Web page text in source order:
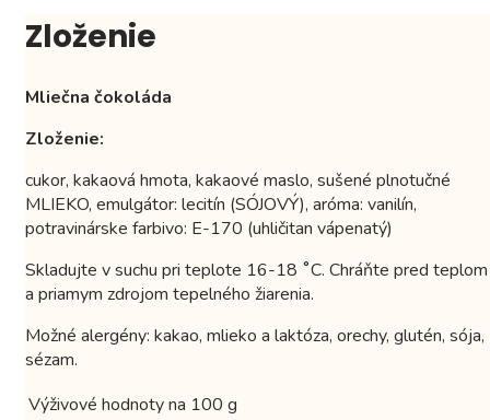
Zloženie
Mliečna čokoláda
Zloženie:
cukor, kakaová hmota, kakaové maslo, sušené plnotučné
MLIEKO, emulgátor: lecitín (SÓJOVÝ), aróma: vanilín,
potravinárske farbivo: E-170 (uhličitan vápenatý)
Skladujte v suchu pri teplote 16-18 ˚C. Chráňte pred teplom
a priamym zdrojom tepelného žiarenia.
Možné alergény: kakao, mlieko a laktóza, orechy, glutén, sója,
sézam.
Výživové hodnoty na 100 g